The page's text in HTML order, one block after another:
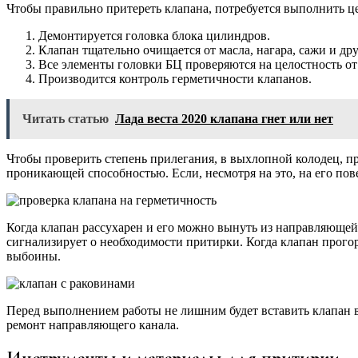
Чтобы правильно притереть клапана, потребуется
Демонтируется головка блока цилиндров.
Клапан тщательно очищается от масла, нагара, сажи и
Все элементы головки БЦ проверяются на целостность
Производится контроль герметичности клапанов.
Читать статью Лада веста 2020 клапана гнет или нет
Чтобы проверить степень прилегания, в выхлопной колодец,
проникающей способностью. Если, несмотря на это, на его
Когда клапан рассухарен и его можно вынуть из
сигнализирует о необходимости притирки. Когда клапан
выбоины.
Перед выполнением работы не лишним будет вставить клапан
ремонт направляющего канала.